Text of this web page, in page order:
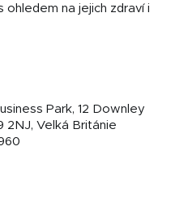
ohledem na jejich zdraví i
Park, 12 Downley
2NJ, Velká Británie